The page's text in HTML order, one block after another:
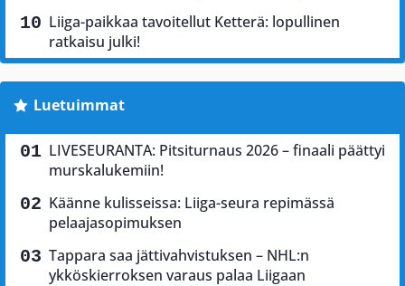
Liiga-paikkaa tavoitellut Ketterä: lopullinen
ratkaisu julki!
Luetuimmat
LIVESEURANTA: Pitsiturnaus 2026 – finaali päättyi
murskalukemiin!
Käänne kulisseissa: Liiga-seura repimässä
pelaajasopimuksen
Tappara saa jättivahvistuksen – NHL:n
ykköskierroksen varaus palaa Liigaan